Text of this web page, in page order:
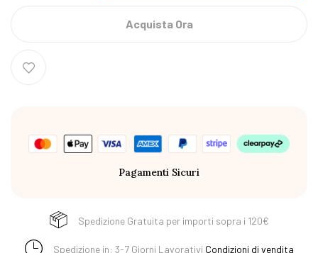
Acquista Ora
Pagamenti Sicuri
Spedizione Gratuita per importi sopra i 120€
Spedizione in: 3-7 Giorni Lavorativi Condizioni di vendita